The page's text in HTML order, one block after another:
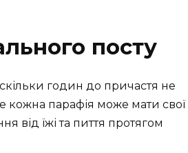
посту
годин до причастя не
кожна парафія може мати свої
від їжі та пиття протягом